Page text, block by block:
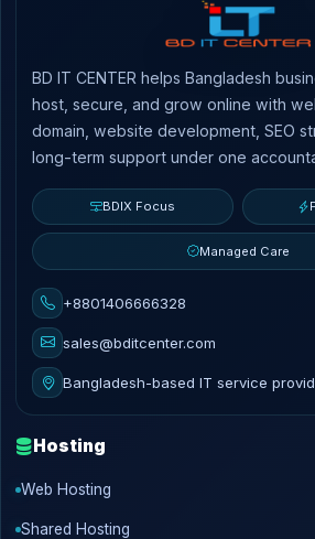
BD IT CENTER helps Bangladesh
host, secure, and grow online with
domain, website development, SEO
long-term support under one
BDIX Focus
Managed Care
+8801406666328
sales@bditcenter.com
Bangladesh-based IT service
Hosting
Web Hosting
Shared Hosting